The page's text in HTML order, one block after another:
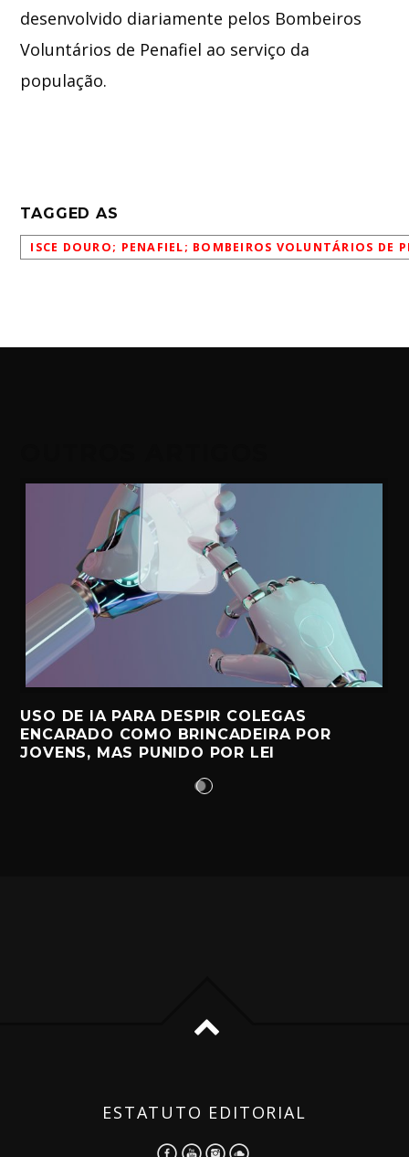
desenvolvido diariamente pelos Bombeiros
Voluntários de Penafiel ao serviço da
população.
TAGGED AS
ISCE DOURO; PENAFIEL; BOMBEIROS VOLUNTÁRIOS DE
USO DE IA PARA DESPIR COLEGAS
ENCARADO COMO BRINCADEIRA POR
JOVENS, MAS PUNIDO POR LEI
ESTATUTO EDITORIAL